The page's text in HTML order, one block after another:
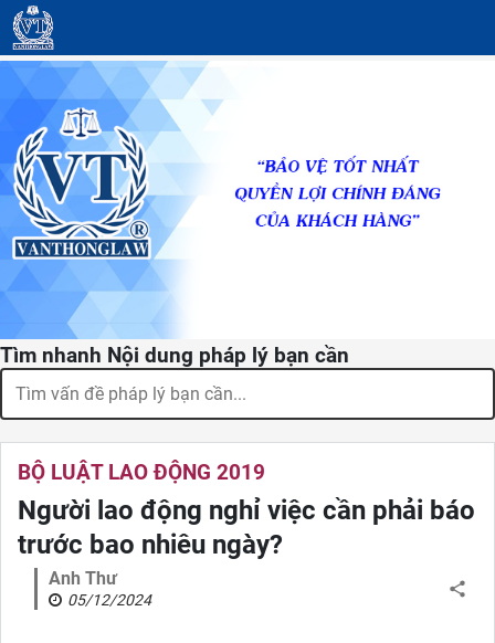
Tìm nhanh Nội dung pháp lý bạn cần
BỘ LUẬT LAO ĐỘNG 2019
Người lao động nghỉ việc cần phải báo
trước bao nhiêu ngày?
Anh Thư
05/12/2024